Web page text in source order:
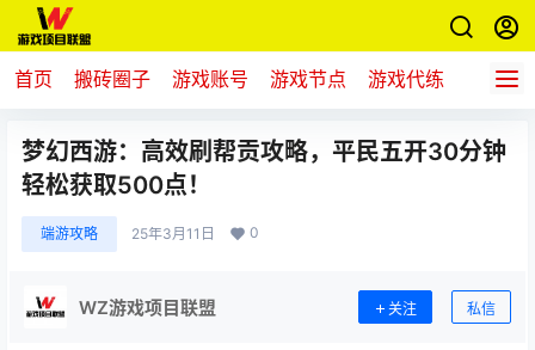
首页 搬砖圈子 游戏账号 游戏节点 游戏代练 新游推
梦幻西游：高效刷帮贡攻略，平民五开30分钟
轻松获取500点！
端游攻略 25年3月11日 0
WZ游戏项目联盟 关注 私信